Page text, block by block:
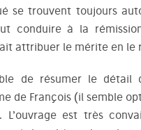
se trouvent toujours
conduire à la
attribuer le mérite en le
de résumer le détail
de François (il semble
L’ouvrage est très